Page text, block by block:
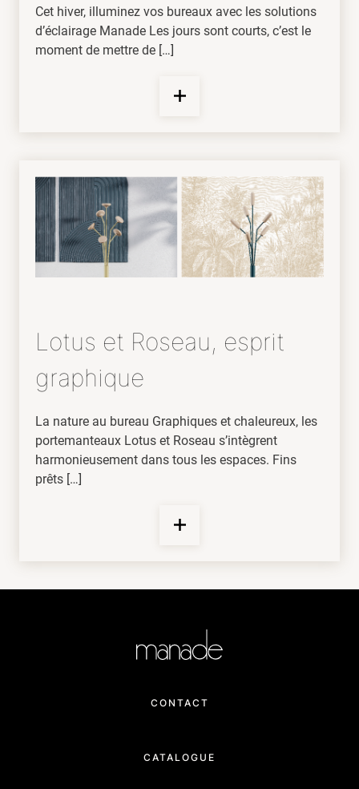
Cet hiver, illuminez vos bureaux avec les solutions
d’éclairage Manade Les jours sont courts, c’est le
moment de mettre de […]
Lotus et Roseau, esprit
graphique
La nature au bureau Graphiques et chaleureux, les
portemanteaux Lotus et Roseau s’intègrent
harmonieusement dans tous les espaces. Fins
prêts […]
CONTACT
CATALOGUE